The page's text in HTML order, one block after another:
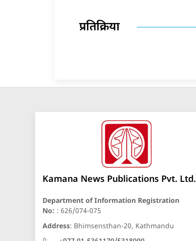
प्रतिक्रिया
Kamana News Publications Pvt. Ltd.
Department of Information Registration
No: : 626/074-075
Address: Bhimsensthan-20, Kathmandu